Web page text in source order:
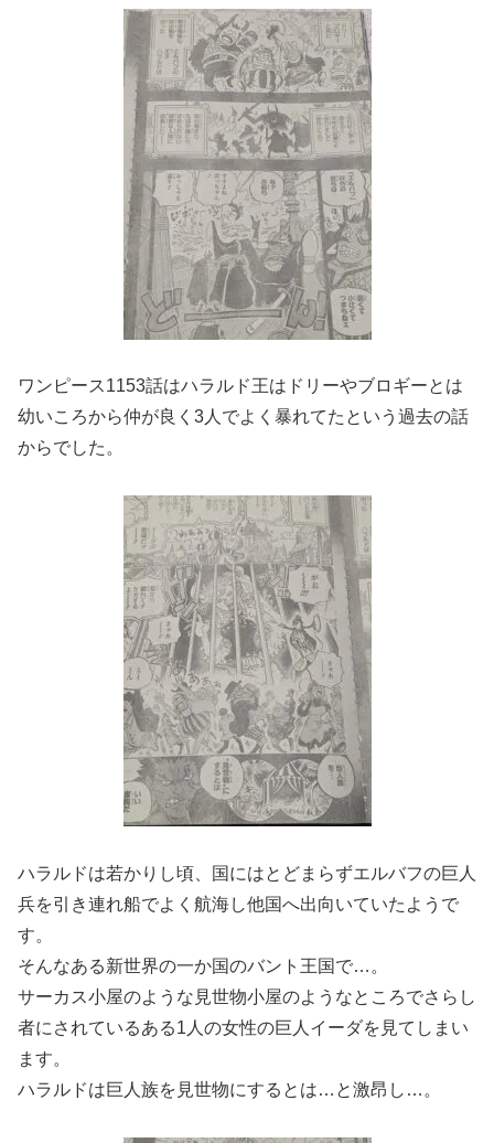
ワンピース1153話はハラルド王はドリーやブロギーとは
幼いころから仲が良く3人でよく暴れてたという過去の話
からでした。
ハラルドは若かりし頃、国にはとどまらずエルバフの巨人
兵を引き連れ船でよく航海し他国へ出向いていたようで
す。
そんなある新世界の一か国のバント王国で…。
サーカス小屋のような見世物小屋のようなところでさらし
者にされているある1人の女性の巨人イーダを見てしまい
ます。
ハラルドは巨人族を見世物にするとは…と激昂し…。